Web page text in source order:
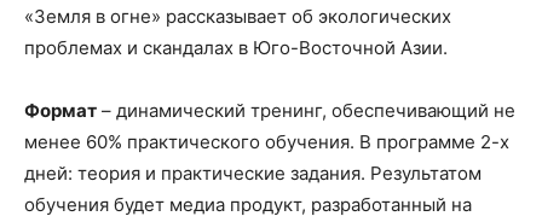
«Земля в огне» рассказывает об экологических
проблемах и скандалах в Юго-Восточной Азии.
Формат – динамический тренинг, обеспечивающий не
менее 60% практического обучения. В программе 2-х
дней: теория и практические задания. Результатом
обучения будет медиа продукт, разработанный на